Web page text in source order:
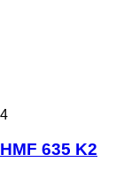
4
HMF 635 K2